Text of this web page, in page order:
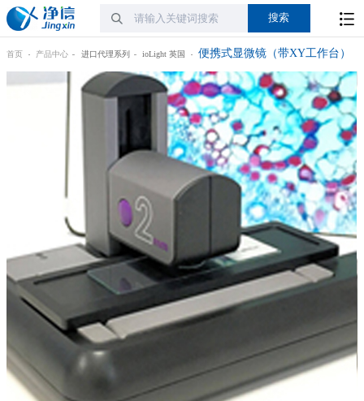
首页 产品中心 进口代理系列 ioLight 英国 便携式显微镜（带XY工作台）